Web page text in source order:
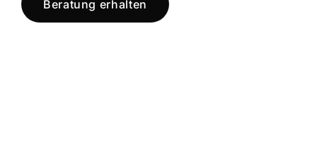
Beratung erhalten